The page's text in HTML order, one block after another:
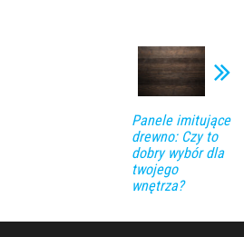
Panele imitujące
drewno: Czy to
dobry wybór dla
twojego
wnętrza?